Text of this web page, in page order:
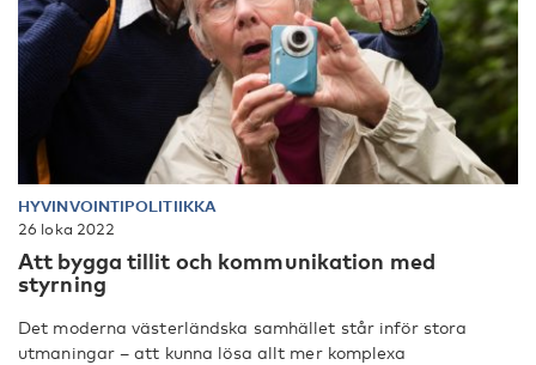
HYVINVOINTIPOLITIIKKA
26 loka 2022
Att bygga tillit och kommunikation med
styrning
Det moderna västerländska samhället står inför stora
utmaningar – att kunna lösa allt mer komplexa